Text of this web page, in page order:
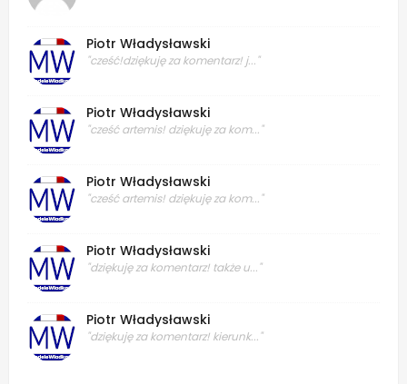
Piotr Władysławski
"cześć!dziękuję za komentarz! j..."
Piotr Władysławski
"cześć artemis! dziękuję za kom..."
Piotr Władysławski
"cześć artemis! dziękuję za kom..."
Piotr Władysławski
"dziękuję za komentarz! także u..."
Piotr Władysławski
"dziękuję za komentarz! kierunk..."